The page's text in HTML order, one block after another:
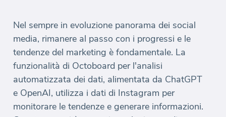
Nel sempre in evoluzione panorama dei social
media, rimanere al passo con i progressi e le
tendenze del marketing è fondamentale. La
funzionalità di Octoboard per l'analisi
automatizzata dei dati, alimentata da ChatGPT
e OpenAI, utilizza i dati di Instagram per
monitorare le tendenze e generare informazioni.